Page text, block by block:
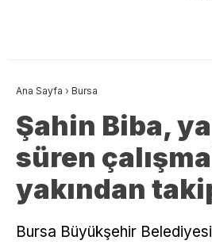
Ana Sayfa › Bursa
Şahin Biba,
süren
yakından
Bursa Büyükşehir